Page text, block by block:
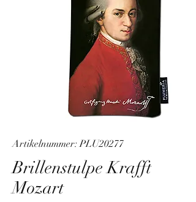
Artikelnummer: PLU20277
Brillenstulpe Krafft
Mozart